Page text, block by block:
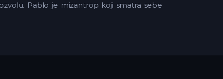
Pablo je mizantrop koji smatra sebe